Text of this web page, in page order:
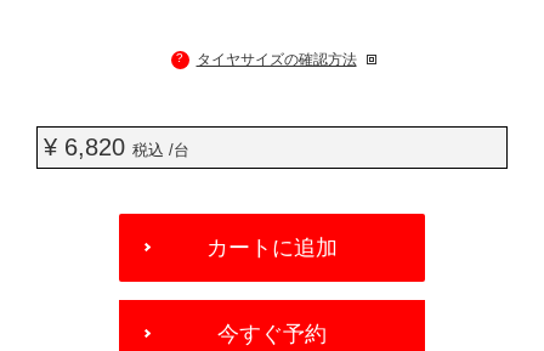
? タイヤサイズの確認方法
¥ 6,820 税込 /台
OPTIONS
カートに追加
今すぐ予約